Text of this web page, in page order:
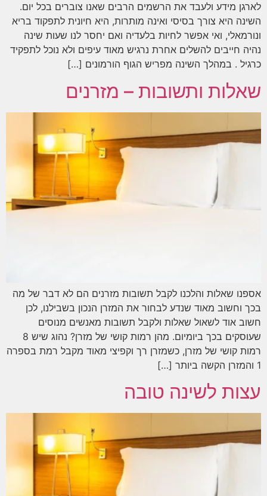
לארגן מידע ולעבד את הרשמים הרבים שאנו צוברים בכל יום.
השינה היא צורך בסיסי ואינה מותרות, היא חיונית לתפקוד בריא
ונורמאלי, ואי אפשר לחיות בלעדיה ואם יחסר לנו שעות שינה
נהיה חייבים להשלים אחרת נרגיש מאוד עיפים ולא נוכל לתפקיד
כרגיל . במהלך השינה מפריש הגוף הורמונים […]
שאלות ותשובות – מזרנים
אספנו שאלות והלכנו לקבל תשובות מזרנים הם לא דבר של מה
בכך וחשוב מאוד שנדע לבחור את המזרן הנכון בשבילנו, לכן
חשוב אוד לשאול שאלות ולקבל תשובות מאנשים מנוסים
שעוסקים בכך ביומיום. מהן רמות קושי של מזרן? נהוג שיש 8
רמות קושי של מזרן, כשמזרן רך וקפיצי מאוד מקבל רמת בספרה
1 והמזרן הקשה ביותר […]
עצות לשינה טובה